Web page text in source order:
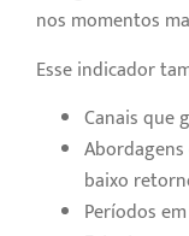
nos momentos
Esse indicador
Canais que
baixo
Períodos